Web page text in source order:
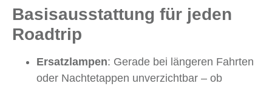
Basisausstattung für jeden
Roadtrip
Ersatzlampen: Gerade bei längeren Fahrten
oder Nachtetappen unverzichtbar – ob